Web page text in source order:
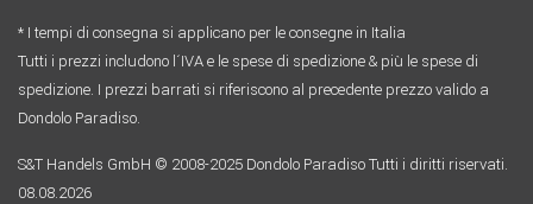
* I tempi di consegna si applicano per le consegne in Italia
Tutti i prezzi includono l´IVA e le spese di spedizione & più le spese di
spedizione. I prezzi barrati si riferiscono al precedente prezzo valido a
Dondolo Paradiso.
S&T Handels GmbH © 2008-2025 Dondolo Paradiso Tutti i diritti riservati.
08.08.2026